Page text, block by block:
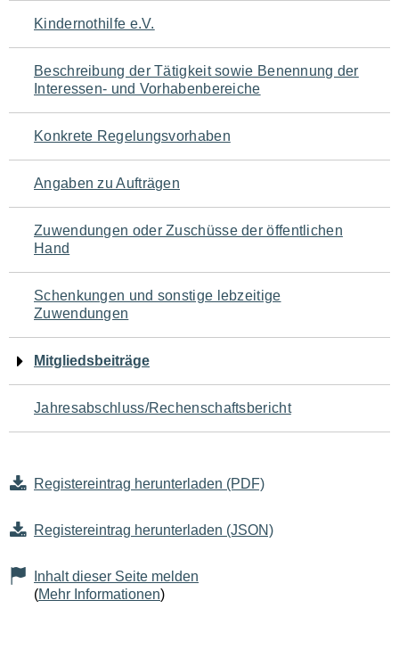
Navigation
für
den
Seiteninhalt
Kindernothilfe e.V.
Beschreibung der Tätigkeit sowie Benennung der
Interessen- und Vorhabenbereiche
Konkrete Regelungsvorhaben
Angaben zu Aufträgen
Zuwendungen oder Zuschüsse der öffentlichen
Hand
Schenkungen und sonstige lebzeitige
Zuwendungen
Mitgliedsbeiträge
Jahresabschluss/Rechenschaftsbericht
Registereintrag herunterladen (PDF)
Registereintrag herunterladen (JSON)
Inhalt dieser Seite melden
(Mehr Informationen)